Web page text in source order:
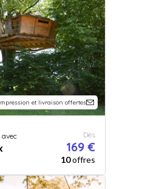
et livraison offertes
avec Dès
169 €
10offres